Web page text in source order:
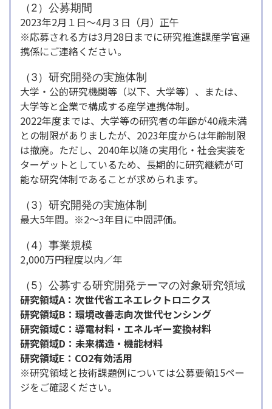
（2）公募期間
2023年2月１日～4月３日（月）正午
※応募される方は3月28日までに研究推進課産学官連
携係にご連絡ください。
（3）研究開発の実施体制
大学・公的研究機関等（以下、大学等）、または、
大学等と企業で構成する産学連携体制。
2022年度までは、大学等の研究者の年齢が40歳未満
との制限がありましたが、2023年度からは年齢制限
は撤廃。ただし、2040年以降の実用化・社会実装を
ターゲットとしているため、長期的に研究継続が可
能な研究体制であることが求められます。
（3）研究開発の実施体制
最大5年間。※2～3年目に中間評価。
（4）事業規模
2,000万円程度以内／年
（5）公募する研究開発テーマの対象研究領域
研究領域A：次世代省エネエレクトロニクス
研究領域B：環境改善志向次世代センシング
研究領域C：導電材料・エネルギー変換材料
研究領域D：未来構造・機能材料
研究領域E：CO2有効活用
※研究領域と技術課題例については公募要領15ペー
ジをご確認ください。